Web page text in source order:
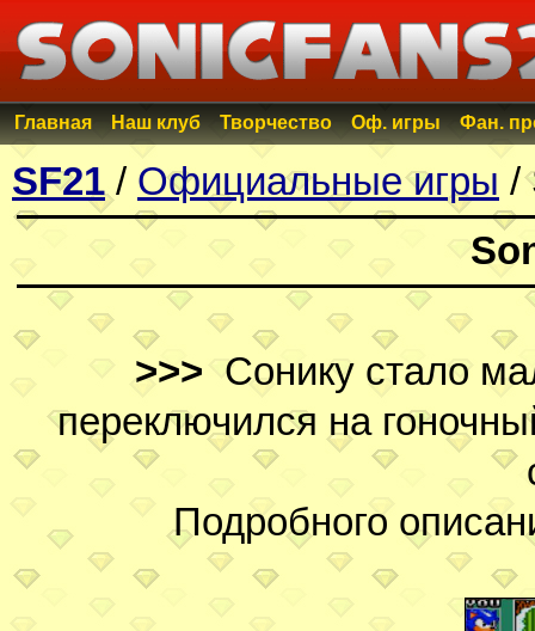
Главная Наш клуб Творчество Оф. игры Фан.
SF21 / Официальные игры /
>>> Сонику стало
переключился на
Подробного